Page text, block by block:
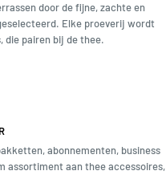
door de fijne, zachte en
Elke proeverij wordt
die pairen bij de thee.
abonnementen, business
assortiment aan thee accessoires,